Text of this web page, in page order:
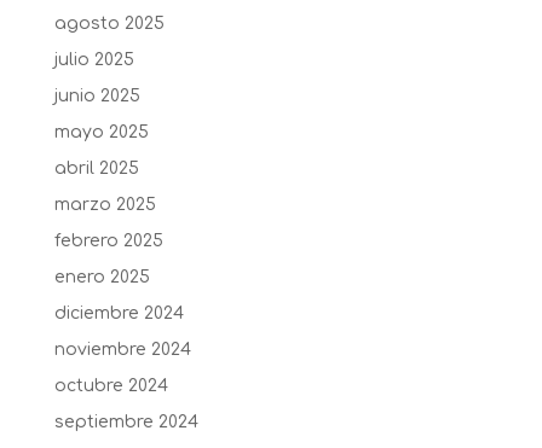
agosto 2025
julio 2025
junio 2025
mayo 2025
abril 2025
marzo 2025
febrero 2025
enero 2025
diciembre 2024
noviembre 2024
octubre 2024
septiembre 2024